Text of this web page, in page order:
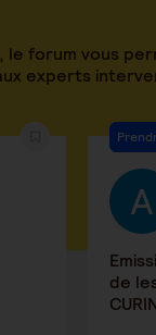
le forum vous
experts
de